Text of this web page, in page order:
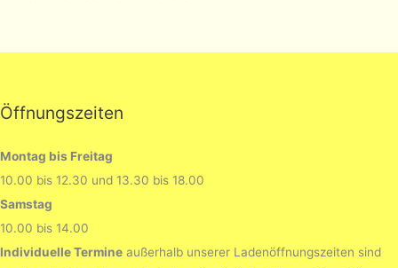
Öffnungszeiten
Montag bis Freitag
10.00 bis 12.30 und 13.30 bis 18.00
Samstag
10.00 bis 14.00
Individuelle Termine außerhalb unserer Ladenöffnungszeiten sind